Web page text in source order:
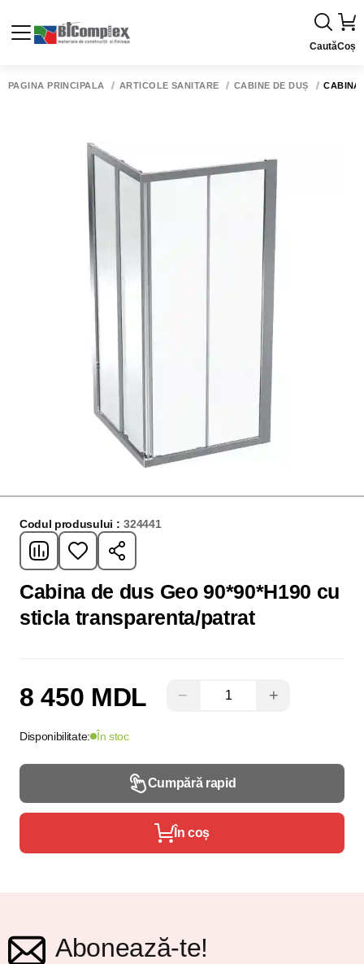
CautăCoș
PAGINA PRINCIPALĂ ARTICOLE SANITARE CABINE DE DUȘ CABINA
Codul produsului : 324441
Cabina de dus Geo 90*90*H190 cu
sticla transparenta/patrat
8 450 MDL − +
Disponibilitate: În stoc
Cumpără rapid
În coș
Abonează-te!